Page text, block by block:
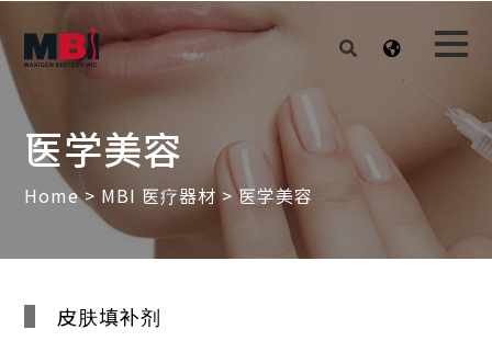
医学美容
Home> MBI 医疗器材> 医学美容
皮肤填补剂